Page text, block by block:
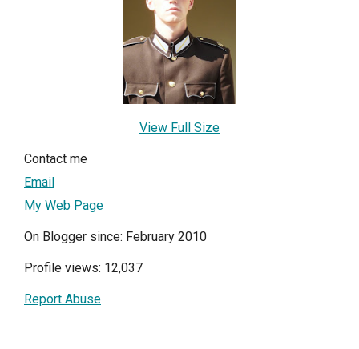
View Full Size
Contact me
Email
My Web Page
On Blogger since: February 2010
Profile views: 12,037
Report Abuse